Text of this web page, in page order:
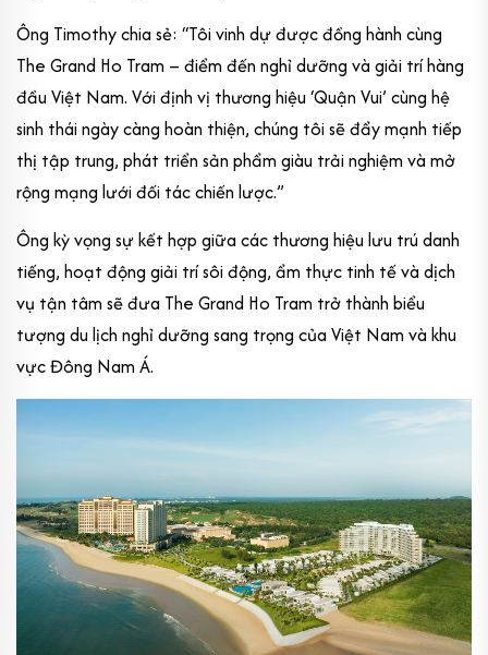
Ông Timothy chia sẻ: “Tôi vinh dự được đồng hành cùng
The Grand Ho Tram – điểm đến nghỉ dưỡng và giải trí hàng
đầu Việt Nam. Với định vị thương hiệu ‘Quận Vui’ cùng hệ
sinh thái ngày càng hoàn thiện, chúng tôi sẽ đẩy mạnh tiếp
thị tập trung, phát triển sản phẩm giàu trải nghiệm và mở
rộng mạng lưới đối tác chiến lược.”
Ông kỳ vọng sự kết hợp giữa các thương hiệu lưu trú danh
tiếng, hoạt động giải trí sôi động, ẩm thực tinh tế và dịch
vụ tận tâm sẽ đưa The Grand Ho Tram trở thành biểu
tượng du lịch nghỉ dưỡng sang trọng của Việt Nam và khu
vực Đông Nam Á.